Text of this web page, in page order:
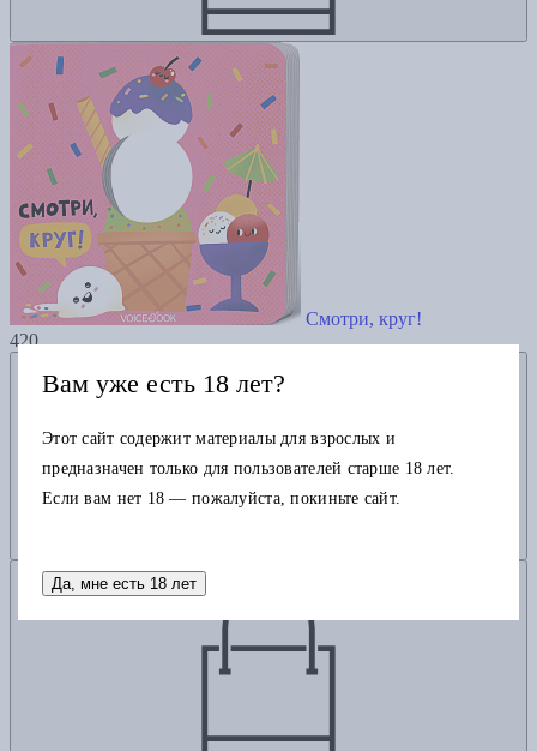
Смотри, круг!
420
Добавить в корзину
Вам уже есть 18 лет?
Этот сайт содержит материалы для взрослых и
предназначен только для пользователей старше 18 лет.
Если вам нет 18 — пожалуйста, покиньте сайт.
Да, мне есть 18 лет